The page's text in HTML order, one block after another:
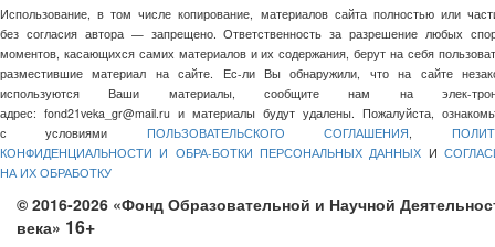
Использование, в том числе копирование, материалов сайта полностью или
без согласия автора — запрещено. Ответственность за разрешение любых
моментов, касающихся самих материалов и их содержания, берут на себя
разместившие материал на сайте. Ес-ли Вы обнаружили, что на сайте
используются Ваши материалы, сообщите нам на элек-
адрес: fond21veka_gr@mail.ru и материалы будут удалены. Пожалуйста,
с условиями ПОЛЬЗОВАТЕЛЬСКОГО СОГЛАШЕНИЯ,
КОНФИДЕНЦИАЛЬНОСТИ И ОБРА-БОТКИ ПЕРСОНАЛЬНЫХ ДАННЫХ И
НА ИХ ОБРАБОТКУ
© 2016-2026 «Фонд Образовательной и Научной
века» 16+